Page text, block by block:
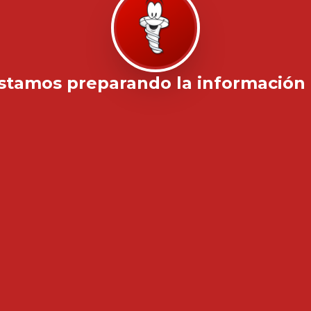
preparando la información